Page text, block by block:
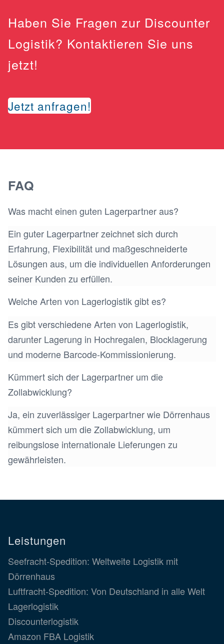
Haben Sie Fragen zur Discounter
Logistik? Kontaktieren Sie uns
jetzt!
Jetzt anfragen!
FAQ
Was macht einen guten Lagerpartner aus?
Ein guter Lagerpartner zeichnet sich durch
Erfahrung, Flexibilität und maßgeschneiderte
Lösungen aus, um die individuellen Anforderungen
seiner Kunden zu erfüllen.
Welche Arten von Lagerlogistik gibt es?
Es gibt verschiedene Arten von Lagerlogistik,
darunter Lagerung in Hochregalen, Blocklagerung
und moderne Barcode-Kommissionierung.
Kümmert sich der Lagerpartner um die
Zollabwicklung?
Ja, ein zuverlässiger Lagerpartner wie Dörrenhaus
kümmert sich um die Zollabwicklung, um
reibungslose internationale Lieferungen zu
gewährleisten.
Leistungen
Seefracht-Spedition: Weltweite Logistik mit
Dörrenhaus
Luftfracht-Spedition: Von Deutschland in alle Welt
Lagerlogistik
Discounterlogistik
Amazon FBA Logistik